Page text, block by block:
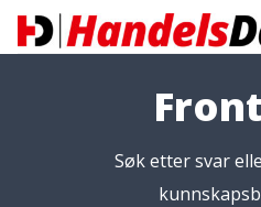
Søk etter svar